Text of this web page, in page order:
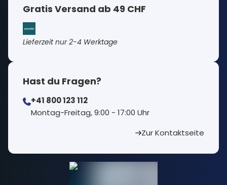
Gratis Versand ab 49 CHF
Lieferzeit nur 2-4 Werktage
Hast du Fragen?
+41 800 123 112
⁠Montag-Freitag, 9:00 - 17:00 Uhr
Zur Kontaktseite